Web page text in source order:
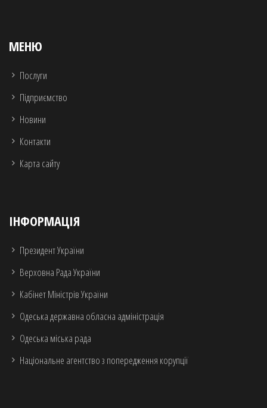
МЕНЮ
Послуги
Підприємство
Новини
Контакти
Карта сайту
ІНФОРМАЦІЯ
Президент України
Верховна Рада України
Кабінет Міністрів України
Одеська державна обласна адміністрація
Одеська міська рада
Національне агентство з попередження корупції